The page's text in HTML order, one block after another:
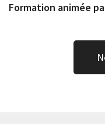
Formation animée